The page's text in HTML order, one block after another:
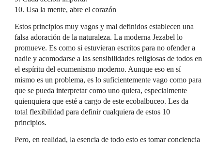
10. Usa la mente, abre el corazón
Estos principios muy vagos y mal definidos establecen una
falsa adoración de la naturaleza. La moderna Jezabel lo
promueve. Es como si estuvieran escritos para no ofender a
nadie y acomodarse a las sensibilidades religiosas de todos en
el espíritu del ecumenismo moderno. Aunque eso en sí
mismo es un problema, es lo suficientemente vago como para
que se pueda interpretar como uno quiera, especialmente
quienquiera que esté a cargo de este ecobalbuceo. Les da
total flexibilidad para definir cualquiera de estos 10
principios.
Pero, en realidad, la esencia de todo esto es tomar conciencia